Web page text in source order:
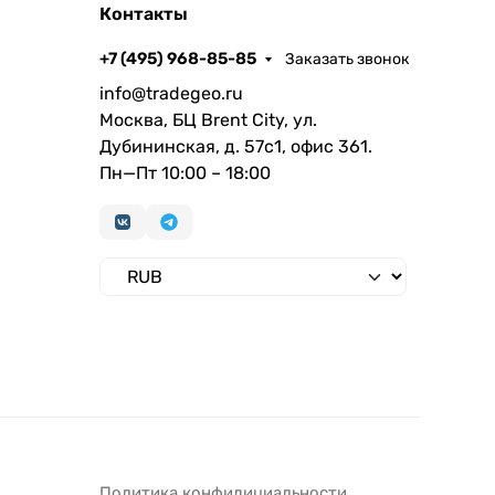
Контакты
+7 (495) 968-85-85 Заказать звонок
info@tradegeo.ru
Москва, БЦ Brent City, ул.
Дубининская, д. 57с1, офис 361.
Пн—Пт 10:00 – 18:00